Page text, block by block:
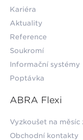
Kariéra
Aktuality
Reference
Soukromí
Informační systémy
Poptávka
ABRA Flexi
Vyzkoušet na měsíc
Obchodní kontakty